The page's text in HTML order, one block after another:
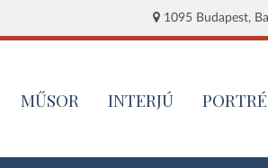
1095 Budapest,
MŰSOR INTERJÚ PORTRÉ